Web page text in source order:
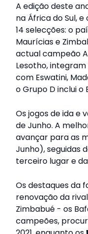
A edição deste
na África do Sul,
14 selecções: o
Maurícias e
actual campeão
Lesotho,
com Eswatini,
o Grupo D inclui o
Os jogos de ida e
de Junho. A
avançar para as
Junho), seguidas
terceiro lugar e
Os destaques da
renovação da
Zimbabué - os
campeões,